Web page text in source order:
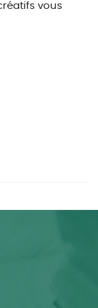
vous